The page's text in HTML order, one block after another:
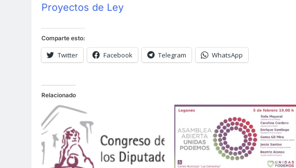
Proyectos de Ley
Comparte esto:
Twitter Facebook Telegram WhatsApp
Relacionado